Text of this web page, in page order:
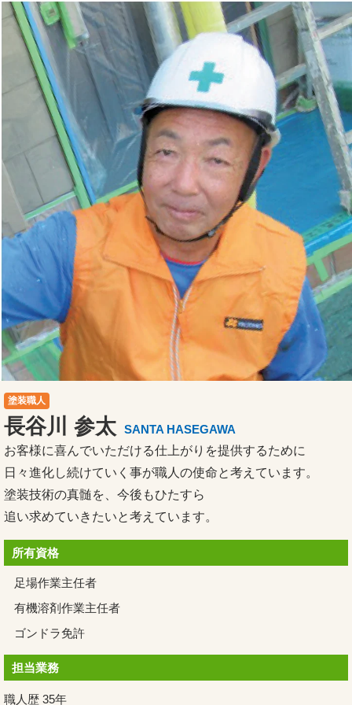
塗装職人
長谷川 参太 SANTA HASEGAWA
お客様に喜んでいただける仕上がりを提供するために
日々進化し続けていく事が職人の使命と考えています。
塗装技術の真髄を、今後もひたすら
追い求めていきたいと考えています。
所有資格
足場作業主任者
有機溶剤作業主任者
ゴンドラ免許
担当業務
職人歴 35年